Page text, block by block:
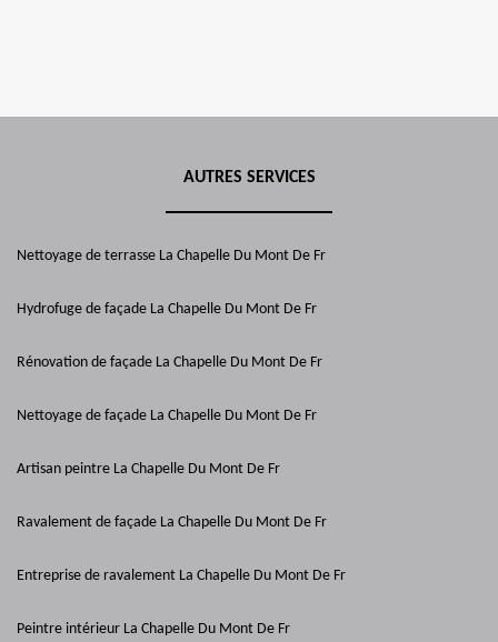
AUTRES SERVICES
Nettoyage de terrasse La Chapelle Du Mont De Fr
Hydrofuge de façade La Chapelle Du Mont De Fr
Rénovation de façade La Chapelle Du Mont De Fr
Nettoyage de façade La Chapelle Du Mont De Fr
Artisan peintre La Chapelle Du Mont De Fr
Ravalement de façade La Chapelle Du Mont De Fr
Entreprise de ravalement La Chapelle Du Mont De Fr
Peintre intérieur La Chapelle Du Mont De Fr